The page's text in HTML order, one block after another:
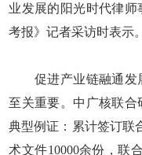
业发展的阳光时代律
考报》记者采访时表示。
促进产业链融通发
至关重要。中广核联合
典型例证：累计签订联
术文件10000余份，联